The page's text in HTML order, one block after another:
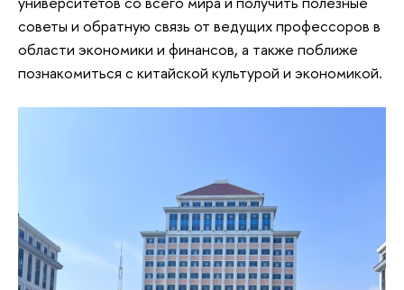
советы и обратную связь от ведущих профессоров в
области экономики и финансов, а также поближе
познакомиться с китайской культурой и экономикой.